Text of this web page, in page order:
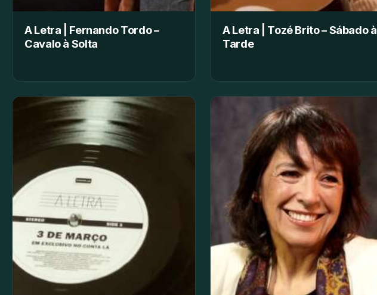
A Letra | Fernando Tordo –
Cavalo à Solta
A Letra | Tozé Brito – Sábado à
Tarde